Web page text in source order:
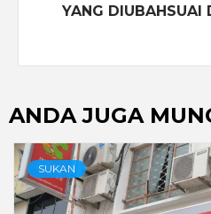
YANG DIUBAHSUAI
ANDA JUGA
SUKAN